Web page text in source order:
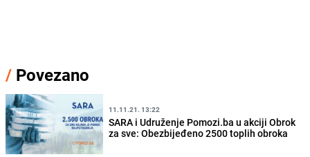
/ Povezano
11.11.21. 13:22
SARA i Udruženje Pomozi.ba u akciji Obrok
za sve: Obezbijeđeno 2500 toplih obroka